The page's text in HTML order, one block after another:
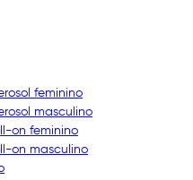
feminino
masculino
on feminino
on masculino